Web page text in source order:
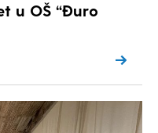
u OŠ “Đuro